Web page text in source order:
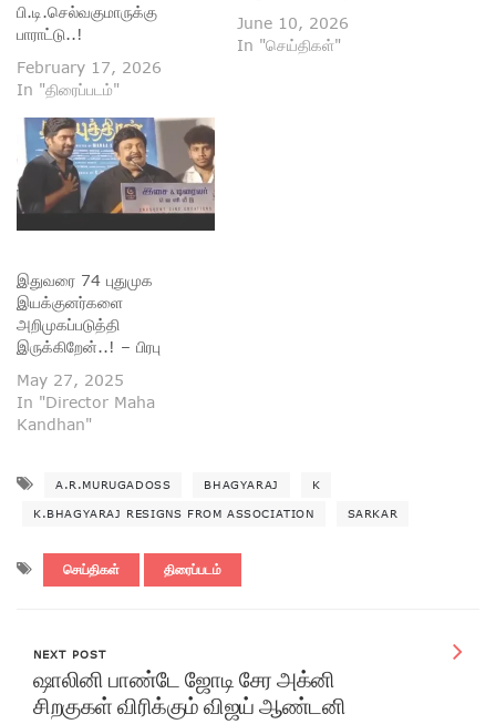
பி.டி.செல்வகுமாருக்கு
பாராட்டு..!
February 17, 2026
In "திரைப்படம்"
June 10, 2026
In "செய்திகள்"
இதுவரை 74 புதுமுக
இயக்குனர்களை
அறிமுகப்படுத்தி
இருக்கிறேன்..! – பிரபு
May 27, 2025
In "Director Maha
Kandhan"
A.R.MURUGADOSS BHAGYARAJ K
K.BHAGYARAJ RESIGNS FROM ASSOCIATION SARKAR
செய்திகள் திரைப்படம்
NEXT POST
ஷாலினி பாண்டே ஜோடி சேர அக்னி
சிறகுகள் விரிக்கும் விஜய் ஆண்டனி